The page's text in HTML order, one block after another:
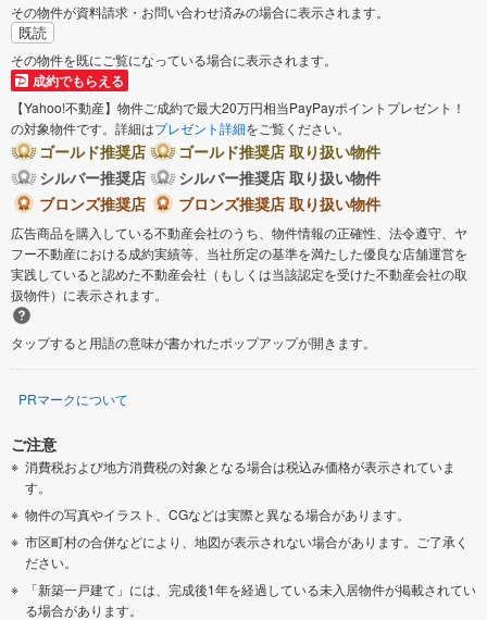
その物件が資料請求・お問い合わせ済みの場合に表示されます。
既読
その物件を既にご覧になっている場合に表示されます。
成約でもらえる
【Yahoo!不動産】物件ご成約で最大20万円相当PayPayポイントプレゼント！
の対象物件です。詳細はプレゼント詳細をご覧ください。
ゴールド推奨店
ゴールド推奨店 取り扱い物件
シルバー推奨店
シルバー推奨店 取り扱い物件
ブロンズ推奨店
ブロンズ推奨店 取り扱い物件
広告商品を購入している不動産会社のうち、物件情報の正確性、法令遵守、ヤ
フー不動産における成約実績等、当社所定の基準を満たした優良な店舗運営を
実践していると認めた不動産会社（もしくは当該認定を受けた不動産会社の取
扱物件）に表示されます。
タップすると用語の意味が書かれたポップアップが開きます。
PRマークについて
ご注意
消費税および地方消費税の対象となる場合は税込み価格が表示されていま
す。
物件の写真やイラスト、CGなどは実際と異なる場合があります。
市区町村の合併などにより、地図が表示されない場合があります。ご了承く
ださい。
「新築一戸建て」には、完成後1年を経過している未入居物件が掲載されてい
る場合があります。